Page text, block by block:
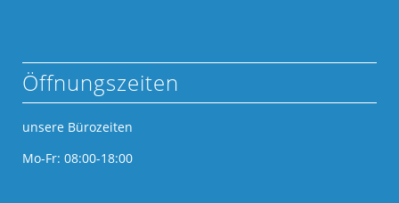
Öffnungszeiten
unsere Bürozeiten
Mo-Fr: 08:00-18:00